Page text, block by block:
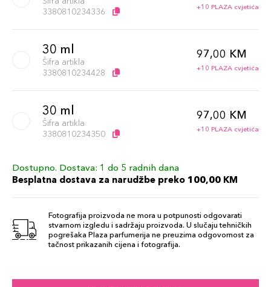
3380810234336
+10 PLAZA cvjetića
30 ml
Šifra artikla
3380810234428
97,00 KM
+10 PLAZA cvjetića
30 ml
Šifra artikla
3380810234350
97,00 KM
+10 PLAZA cvjetića
30 ml
Šifra artikla
97,00 KM
30 ml
Šifra artikla
97,00 KM
Dostupno. Dostava: 1 do 5 radnih dana
Besplatna dostava za narudžbe preko 100,00 KM
Fotografija proizvoda ne mora u potpunosti odgovarati
stvarnom izgledu i sadržaju proizvoda. U slučaju tehničkih
pogrešaka Plaza parfumerija ne preuzima odgovornost za
tačnost prikazanih cijena i fotografija.